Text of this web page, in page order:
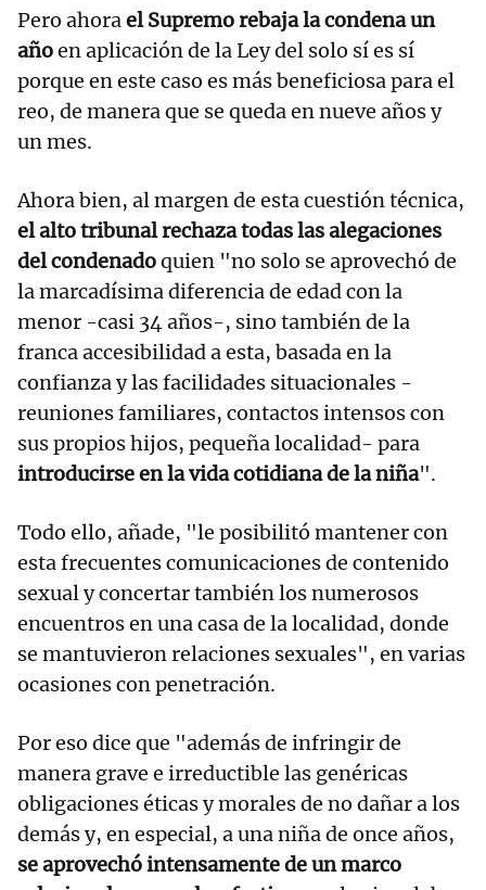
Pero ahorael Supremo rebaja la condena un
añoen aplicación de la Ley del solo sí es sí
porque en este caso es más beneficiosa para el
reo, de manera que se queda en nueve años y
un mes.
Ahora bien, al margen de esta cuestión técnica,
el alto tribunal rechaza todas las alegaciones
del condenadoquien "no solo se aprovechó de
la marcadísima diferencia de edad con la
menor -casi 34 años-, sino también de la
franca accesibilidad a esta, basada en la
confianza y las facilidades situacionales -
reuniones familiares, contactos intensos con
sus propios hijos, pequeña localidad- para
introducirse en la vida cotidiana de la niña".
Todo ello, añade, "le posibilitó mantener con
esta frecuentes comunicaciones de contenido
sexual y concertar también los numerosos
encuentros en una casa de la localidad, donde
se mantuvieron relaciones sexuales", en varias
ocasiones con penetración.
Por eso dice que "además de infringir de
manera grave e irreductible las genéricas
obligaciones éticas y morales de no dañar a los
demás y, en especial, a una niña de once años,
se aprovechó intensamente de un marco